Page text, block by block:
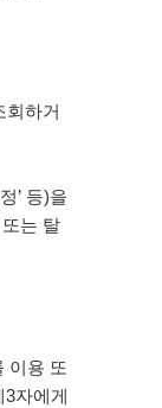
회하거
’ 등)을
는 탈
이용 또
자에게